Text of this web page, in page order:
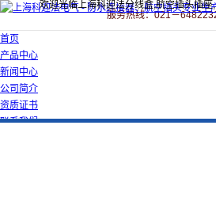
欢迎光临上海科迎法分线盒,航空插头插
服务热线：021－
首页
产品中心
新闻中心
公司简介
资质证书
联系我们